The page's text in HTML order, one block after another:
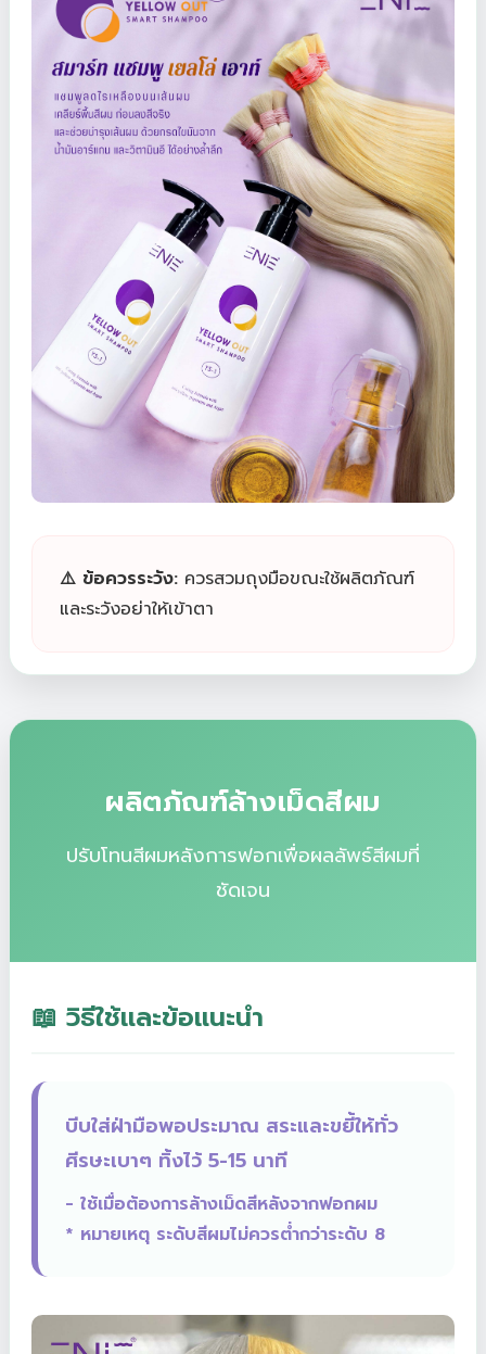
⚠️ ข้อควรระวัง: ควรสวมถุงมือขณะใช้ผลิตภัณฑ์
และระวังอย่าให้เข้าตา
ผลิตภัณฑ์ล้างเม็ดสีผม
ปรับโทนสีผมหลังการฟอกเพื่อผลลัพธ์สีผมที่
ชัดเจน
📖 วิธีใช้และข้อแนะนำ
บีบใส่ฝ่ามือพอประมาณ สระและขยี้ให้ทั่ว
ศีรษะเบาๆ ทิ้งไว้ 5-15 นาที
- ใช้เมื่อต้องการล้างเม็ดสีหลังจากฟอกผม
* หมายเหตุ ระดับสีผมไม่ควรต่ำกว่าระดับ 8